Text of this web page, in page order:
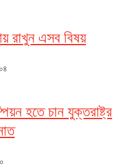
রাখুন এসব বিষয়
হতে চান যুক্তরাষ্ট্র